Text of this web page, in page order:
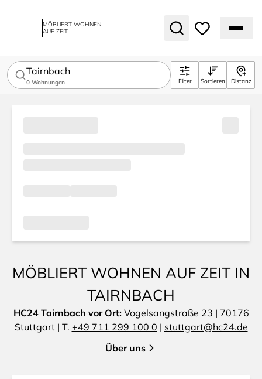
MÖBLIERT WOHNEN
AUF ZEIT
Tairnbach
0 Wohnungen Filter Sortieren Distanz
MÖBLIERT WOHNEN AUF ZEIT IN
TAIRNBACH
HC24 Tairnbach vor Ort: Vogelsangstraße 23 | 70176
Stuttgart | T. +49 711 299 100 0 | stuttgart@hc24.de
Über uns